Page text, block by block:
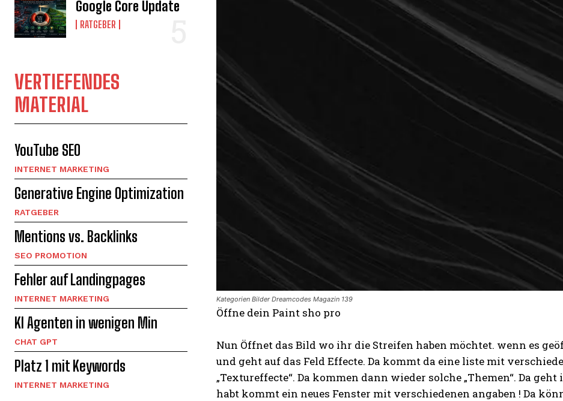
KOSTENLOS FREISCHALTEN
Datenschutzerklärung
Google Core Update
RATGEBER
VERTIEFENDES
MATERIAL
YouTube SEO
INTERNET MARKETING
Generative Engine Optimization
RATGEBER
Mentions vs. Backlinks
SEO PROMOTION
Fehler auf Landingpages
INTERNET MARKETING
KI Agenten in wenigen Min
CHAT GPT
Platz 1 mit Keywords
INTERNET MARKETING
Kategorien Bilder Dreamcodes Magazin 139
Öffne dein Paint sho pro
Nun Öffnet das Bild wo ihr die Streifen haben möchtet. wenn es
und geht auf das Feld Effecte. Da kommt da eine liste mit
„Textureffecte“. Da kommen dann wieder solche „Themen“. Da
habt kommt ein neues Fenster mit verschiedenen angaben ! Da